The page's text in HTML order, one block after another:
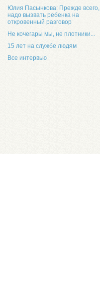
Юлия Пасынкова: Прежде всего,
надо вызвать ребенка на
откровенный разговор
Не кочегары мы, не плотники...
15 лет на службе людям
Все интервью